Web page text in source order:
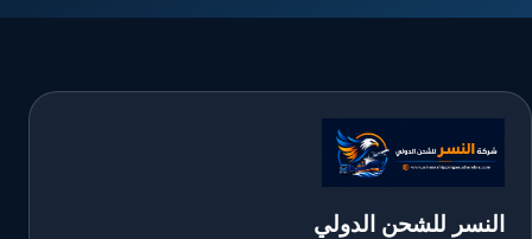
النسر للشحن الدولي